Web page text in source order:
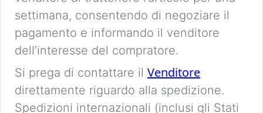
settimana, consentendo di negoziare il
pagamento e informando il venditore
dell’interesse del compratore.
Si prega di contattare il Venditore
direttamente riguardo alla spedizione.
Spedizioni internazionali (inclusi gli Stati